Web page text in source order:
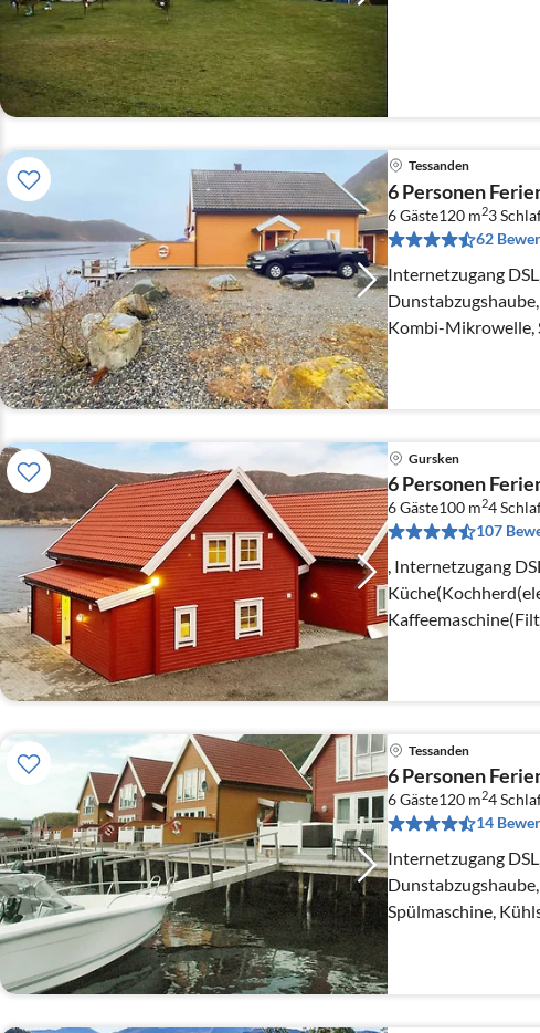
Tessanden
6 Personen
6 Gäste120 m23
62
Internetzugang
Kombi-Mikrowelle,
Gursken
6 Personen
6 Gäste100 m24
107
, Internetzugang
Tessanden
6 Personen
6 Gäste120 m24
14
Internetzugang
Spülmaschine,
Waschmaschine,